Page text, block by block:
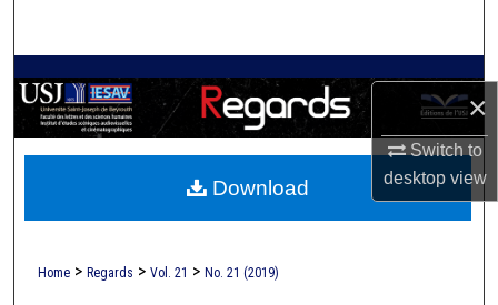
×
Switch to
desktopview
Browse Collections
My Account
About
Home > Regards > Vol. 21 > No. 21 (2019)
Download